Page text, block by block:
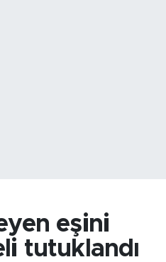
eşini
tutuklandı